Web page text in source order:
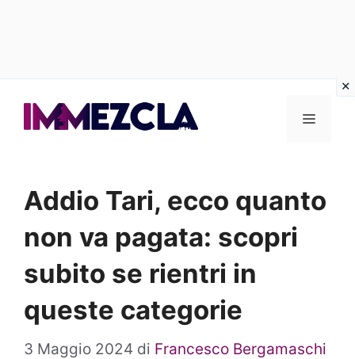
Menu
Addio Tari, ecco quanto
non va pagata: scopri
subito se rientri in
queste categorie
3 Maggio 2024 di Francesco Bergamaschi